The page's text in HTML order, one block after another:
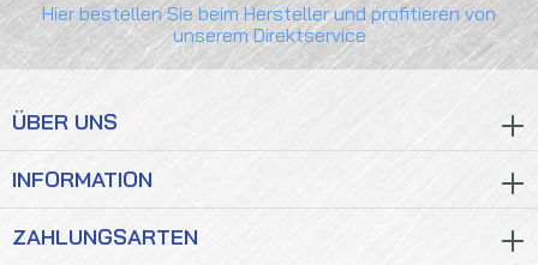
Hier bestellen Sie beim Hersteller und profitieren von
unserem Direktservice
ÜBER UNS
INFORMATION
ZAHLUNGSARTEN